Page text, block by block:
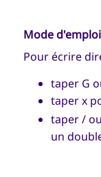
Mode d'emploi
Pour écrire
taper G
taper x
taper /
un